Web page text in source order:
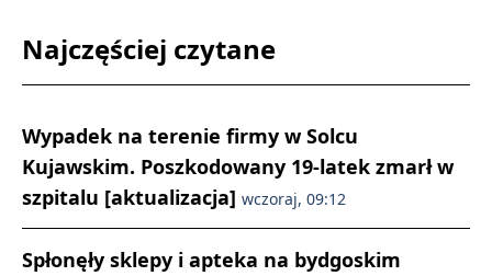
Najczęściej czytane
Wypadek na terenie firmy w Solcu
Kujawskim. Poszkodowany 19-latek zmarł w
szpitalu [aktualizacja] wczoraj, 09:12
Spłonęły sklepy i apteka na bydgoskim